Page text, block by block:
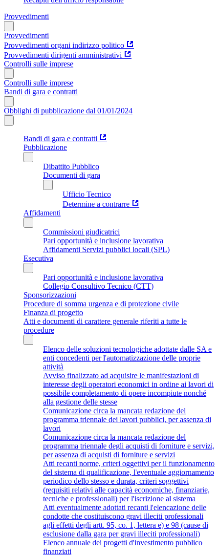
Provvedimenti
Provvedimenti
Provvedimenti organi indirizzo politico
Provvedimenti dirigenti amministrativi
Controlli sulle imprese
Controlli sulle imprese
Bandi di gara e contratti
Obblighi di pubblicazione dal 01/01/2024
Bandi di gara e contratti
Pubblicazione
Dibattito Pubblico
Documenti di gara
Ufficio Tecnico
Determine a contrarre
Affidamenti
Commissioni giudicatrici
Pari opportunità e inclusione lavorativa
Affidamenti Servizi pubblici locali (SPL)
Esecutiva
Pari opportunità e inclusione lavorativa
Collegio Consultivo Tecnico (CTT)
Sponsorizzazioni
Procedure di somma urgenza e di protezione civile
Finanza di progetto
Atti e documenti di carattere generale riferiti a tutte le
procedure
Elenco delle soluzioni tecnologiche adottate dalle SA e
enti concedenti per l'automatizzazione delle proprie
attività
Avviso finalizzato ad acquisire le manifestazioni di
interesse degli operatori economici in ordine ai lavori di
possibile completamento di opere incompiute nonché
alla gestione delle stesse
Comunicazione circa la mancata redazione del
programma triennale dei lavori pubblici, per assenza di
lavori
Comunicazione circa la mancata redazione del
programma triennale degli acquisti di forniture e servizi,
per assenza di acquisti di forniture e servizi
Atti recanti norme, criteri oggettivi per il funzionamento
del sistema di qualificazione, l'eventuale aggiornamento
periodico dello stesso e durata, criteri soggettivi
(requisiti relativi alle capacità economiche, finanziarie,
tecniche e professionali) per l'iscrizione al sistema
Atti eventualmente adottati recanti l'elencazione delle
condotte che costituiscono gravi illeciti professionali
agli effetti degli artt. 95, co. 1, lettera e) e 98 (cause di
esclusione dalla gara per gravi illeciti professionali)
Elenco annuale dei progetti d'investimento pubblico
finanziati